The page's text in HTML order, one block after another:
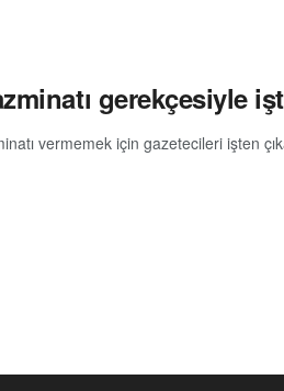
gerekçesiyle
vermemek için gazetecileri işten